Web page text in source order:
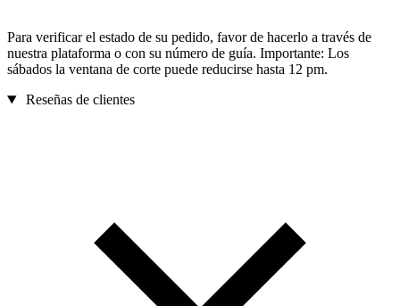
Para verificar el estado de su pedido, favor de hacerlo a través de
nuestra plataforma o con su número de guía. Importante: Los
sábados la ventana de corte puede reducirse hasta 12 pm.
Reseñas de clientes